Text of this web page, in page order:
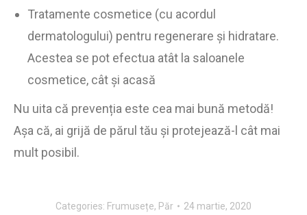
Tratamente cosmetice (cu acordul
dermatologului) pentru regenerare și hidratare.
Acestea se pot efectua atât la saloanele
cosmetice, cât și acasă
Nu uita că prevenția este cea mai bună metodă!
Așa că, ai grijă de părul tău și protejează-l cât mai
mult posibil.
Categories: Frumusețe, Păr 24 martie, 2020